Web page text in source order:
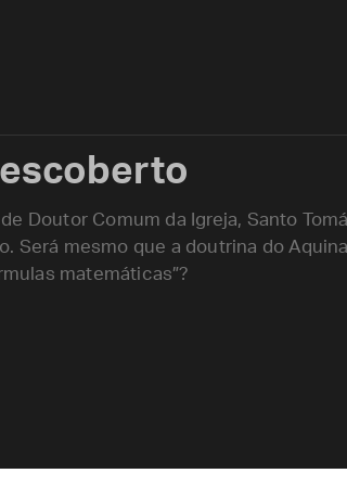
Doutor Comum da Igreja, Santo
Será mesmo que a doutrina do
matemáticas”?